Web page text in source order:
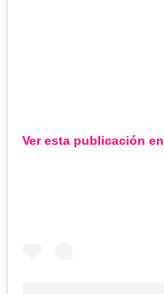
Ver esta publicación en